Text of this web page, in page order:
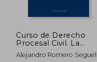
Curso de Derecho
Procesal Civil. La
acción y la protección
de los Derechos
Alejandro Romero Seguel